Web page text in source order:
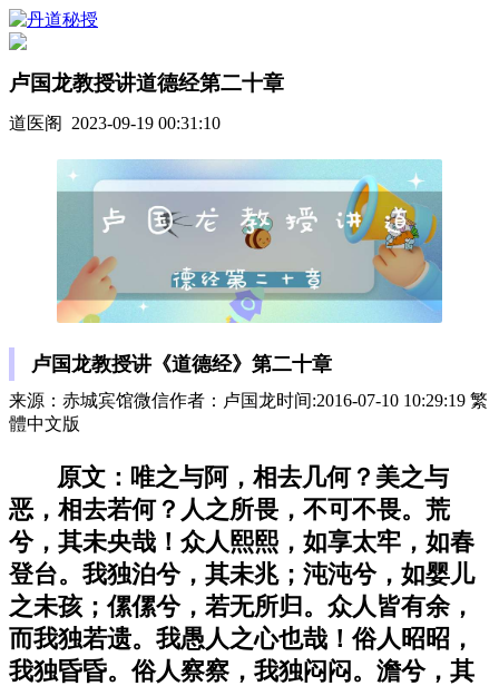
卢国龙教授讲道德经第二十章
道医阁 2023-09-19 00:31:10
卢国龙教授讲《道德经》第二十章
来源：赤城宾馆微信作者：卢国龙时间:2016-07-10 10:29:19 繁
體中文版
原文：唯之与阿，相去几何？美之与
恶，相去若何？人之所畏，不可不畏。荒
兮，其未央哉！众人熙熙，如享太牢，如春
登台。我独泊兮，其未兆；沌沌兮，如婴儿
之未孩；傫傫兮，若无所归。众人皆有余，
而我独若遗。我愚人之心也哉！俗人昭昭，
我独昏昏。俗人察察，我独闷闷。澹兮，其